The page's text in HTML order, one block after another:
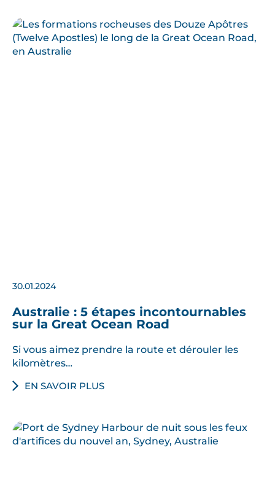
30.01.2024
Australie : 5 étapes incontournables
sur la Great Ocean Road
Si vous aimez prendre la route et dérouler les
kilomètres…
EN SAVOIR PLUS